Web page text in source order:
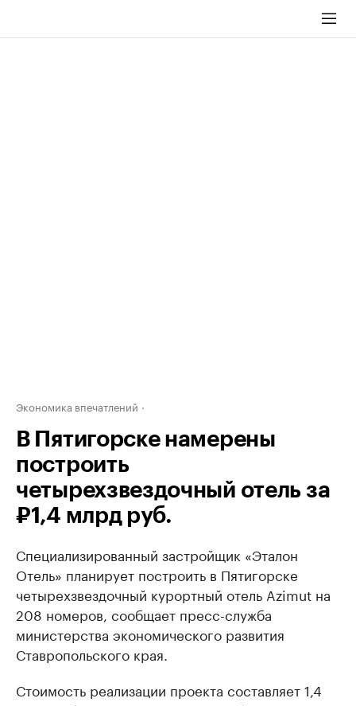
Экономика впечатлений
В Пятигорске намерены
построить
четырехзвездочный отель за
₽1,4 млрд руб.
Специализированный застройщик «Эталон
Отель» планирует построить в Пятигорске
четырехзвездочный курортный отель Azimut на
208 номеров, сообщает пресс-служба
министерства экономического развития
Ставропольского края.
Стоимость реализации проекта составляет 1,4